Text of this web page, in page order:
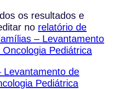
os resultados e
no relatório de
– Levantamento
Pediátrica
Levantamento de
Pediátrica